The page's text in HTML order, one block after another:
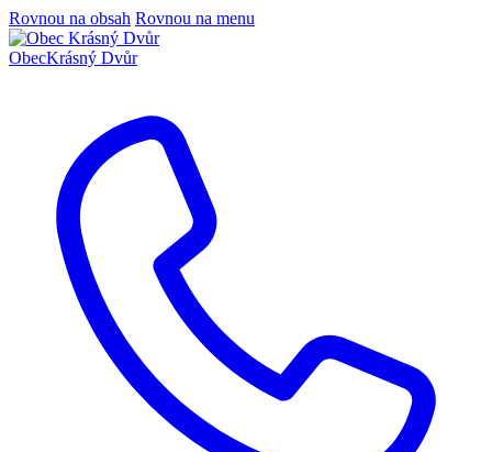
Rovnou na obsah Rovnou na menu
ObecKrásný Dvůr